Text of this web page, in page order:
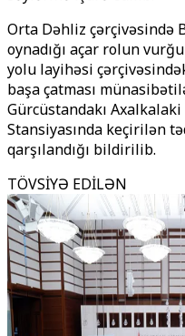
Orta Dəhliz çərçivəsində
oynadığı açar rolun
yolu layihəsi
başa çatması
Gürcüstandakı
Stansiyasında keçirilən
qarşılandığı bildirilib.
TÖVSİYƏ EDİLƏN